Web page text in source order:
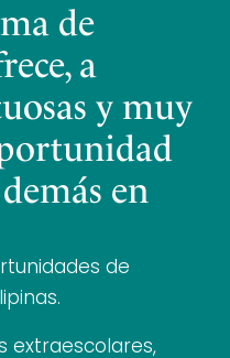
de
a
y muy
en
de
extraescolares,